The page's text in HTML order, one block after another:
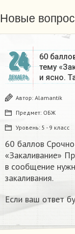
Новые
24
ДЕКАБРЬ
60
тему
и ясно.
Автор: Alamantik
Предмет: ОБЖ
Уровень: 5 - 9 класс
60 баллов
«Закаливание»
в сообщение
закаливания.
Если ваш ответ